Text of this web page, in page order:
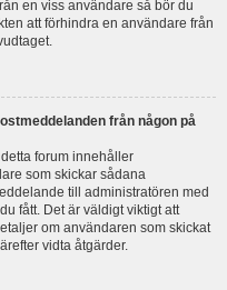
en viss användare så bör du
att förhindra en användare från
från någon på
forum innehåller
som skickar sådana
till administratören med
fått. Det är väldigt viktigt att
om användaren som skickat
vidta åtgärder.